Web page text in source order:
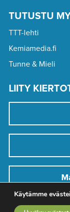
TUTUSTU
TTT-lehti
Kemiamedia.fi
Tunne & Mieli
LIITY
Käytämme